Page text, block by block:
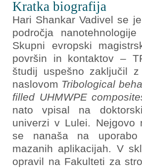
Kratka biografija
Hari Shankar Vadivel se
področja
Skupni evropski
površin in kontaktov –
študij uspešno zaključil
naslovom Tribological
filled UHMWPE
nato vpisal na
univerzi v Lulei. Nejgovo
se nanaša na
mazanih aplikacijah. V
opravil na Fakulteti za